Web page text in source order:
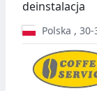
deinstalacja
Polska , 30-